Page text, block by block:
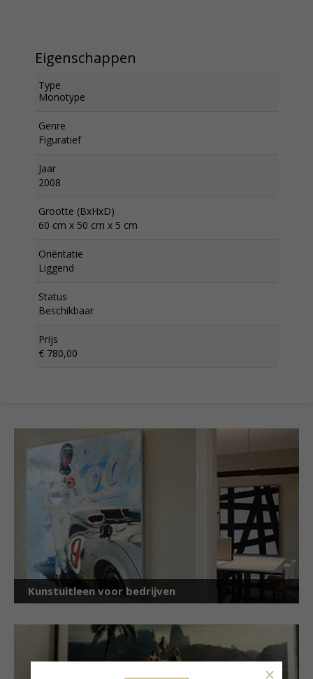
Eigenschappen
Type
Monotype
Genre
Figuratief
Jaar
2008
Grootte (BxHxD)
60 cm x 50 cm x 5 cm
Oriëntatie
Liggend
Status
Beschikbaar
Prijs
€ 780,00
Kunstuitleen voor bedrijven
×